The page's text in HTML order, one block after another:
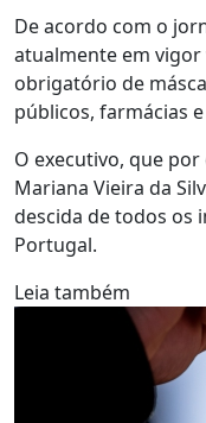
De acordo com o
atualmente em
obrigatório de
públicos, farmácias
O executivo, que
Mariana Vieira da
descida de todos os
Portugal.
Leia também